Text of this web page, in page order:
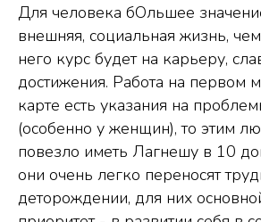
Для человека бОльшее
внешняя, социальная жизнь,
него курс будет на карьеру,
достижения. Работа на первом
карте есть указания на
(особенно у женщин), то этим
повезло иметь Лагнешу в 10
они очень легко переносят
деторождении, для них